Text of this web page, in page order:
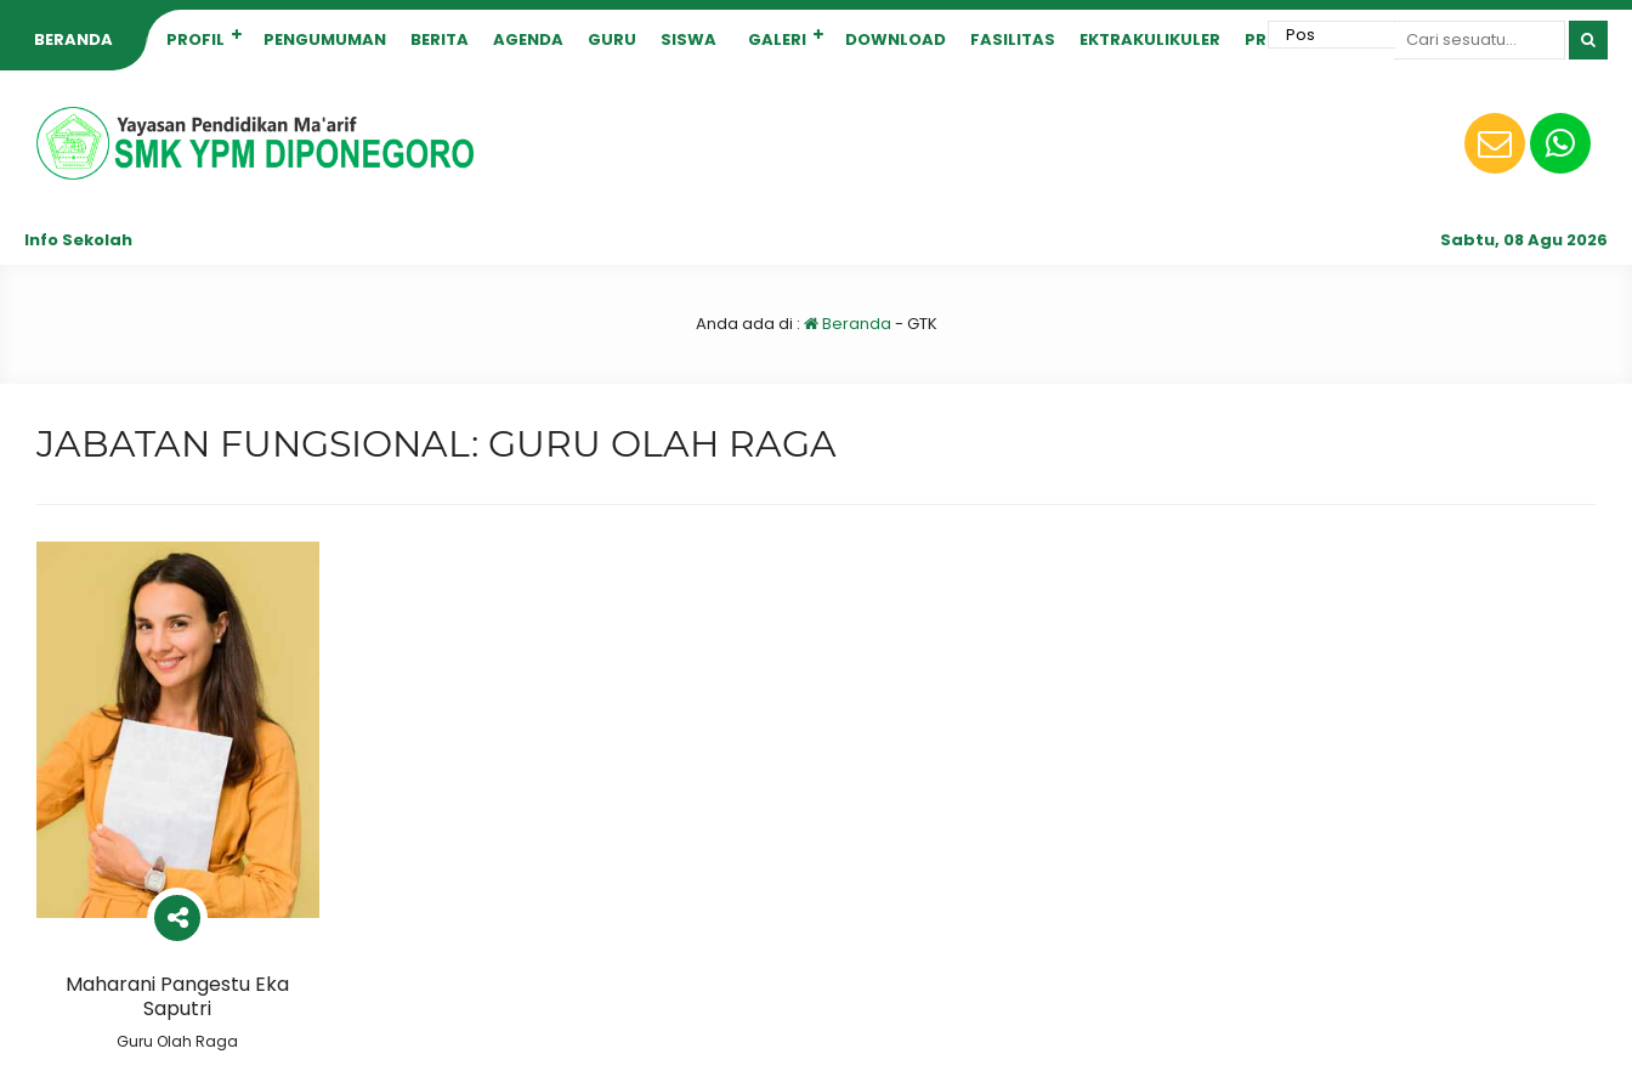
BERANDA PROFIL PENGUMUMAN BERITA AGENDA GURU SISWA GALERI DOWNLOAD FASILITAS EKTRAKULIKULER PRESTASI
Info Sekolah Sabtu, 08 Agu 2026
Anda ada di : Beranda - GTK
JABATAN FUNGSIONAL: GURU OLAH RAGA
Maharani Pangestu Eka
Saputri
Guru Olah Raga